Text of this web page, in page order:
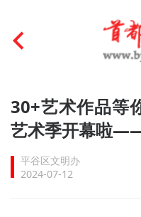
首页
文明创建
文明实践
30+艺术作品等
艺术季开幕啦
平谷区文明办
2024-07-12